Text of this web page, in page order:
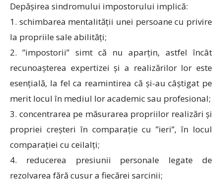
Depășirea sindromului impostorului implică:
1. schimbarea mentalității unei persoane cu privire
la propriile sale abilități;
2. ”impostorii” simt că nu aparțin, astfel încât
recunoașterea expertizei și a realizărilor lor este
esențială, la fel ca reamintirea că și-au câștigat pe
merit locul în mediul lor academic sau profesional;
3. concentrarea pe măsurarea propriilor realizări și
propriei creșteri în comparație cu ”ieri”, în locul
comparației cu ceilalți;
4. reducerea presiunii personale legate de
rezolvarea fără cusur a fiecărei sarcinii;